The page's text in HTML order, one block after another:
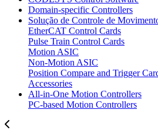
Domain-specific Controllers
Solução de Controle de
EtherCAT Control Cards
Pulse Train Control Cards
Motion ASIC
Non-Motion ASIC
Position Compare and Trigger
Accessories
All-in-One Motion Controllers
PC-based Motion Controllers